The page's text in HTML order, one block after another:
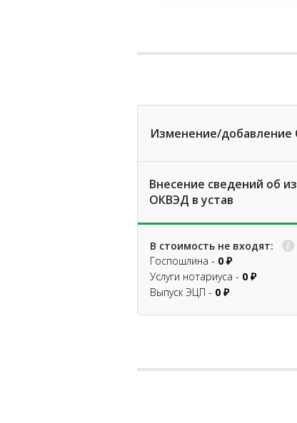
Изменение/
Внесение сведений об
ОКВЭД в устав
В стоимость не входят:
Госпошлина - 0 ₽
Услуги нотариуса - 0 ₽
Выпуск ЭЦП - 0 ₽